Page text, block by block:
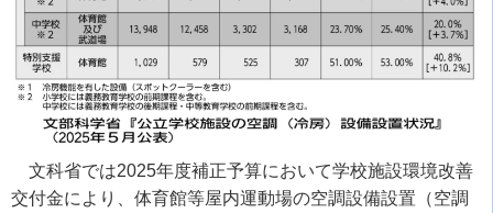
文科省では2025年度補正予算において学校施設環境改善
交付金により、体育館等屋内運動場の空調設備設置（空調